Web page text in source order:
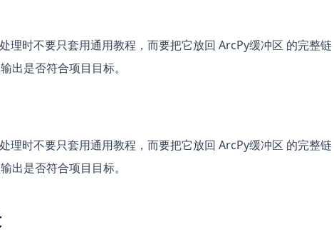
理时不要只套用通用教程，而要把它放回 ArcPy缓冲区 的完整链
出是否符合项目目标。
理时不要只套用通用教程，而要把它放回 ArcPy缓冲区 的完整链
出是否符合项目目标。